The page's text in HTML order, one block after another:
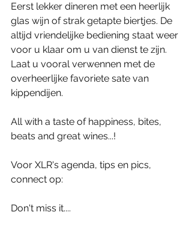
Eerst lekker dineren met een heerlijk
glas wijn of strak getapte biertjes. De
altijd vriendelijke bediening staat weer
voor u klaar om u van dienst te zijn.
Laat u vooral verwennen met de
overheerlijke favoriete sate van
kippendijen.
All with a taste of happiness, bites,
beats and great wines...!
Voor XLR's agenda, tips en pics,
connect op:
Don't miss it....